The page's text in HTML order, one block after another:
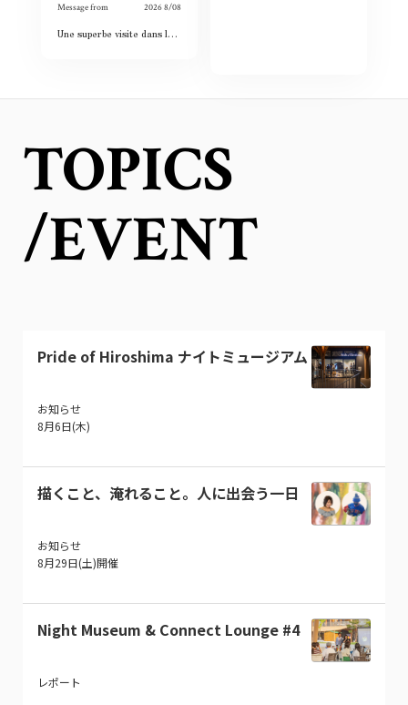
Message from 2026 8/08
Une superbe visite dans le passé, le présent et le futur. Les images et vidéos sont sublimes et nous rappellent l’histoire passée.
TOPICS
/EVENT
Pride of Hiroshima ナイトミュージアム
お知らせ
8月6日(木)
描くこと、淹れること。人に出会う一日
お知らせ
8月29日(土)開催
Night Museum & Connect Lounge #4
レポート